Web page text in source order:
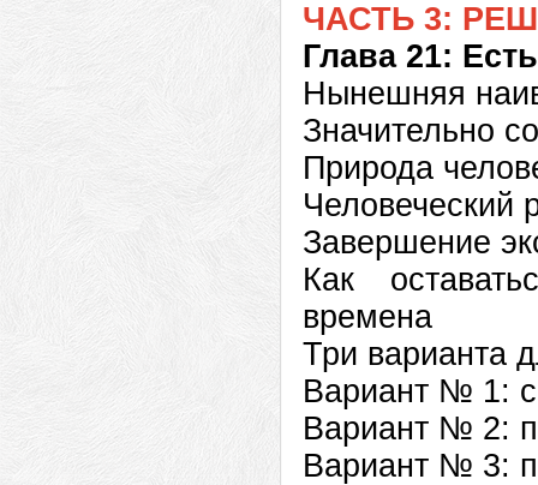
ЧАСТЬ 3:
Глава 21:
Нынешняя
Значительно
Природа
Человеческий
Завершение
Как
времена
Три варианта
Вариант № 1:
Вариант № 2:
Вариант № 3: